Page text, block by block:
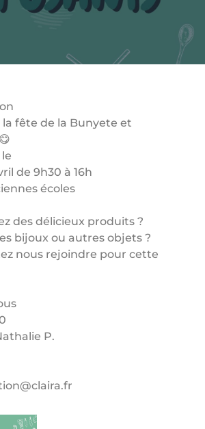
la fête de la Bunyete et
de 9h30 à 16h
écoles
des délicieux produits ?
bijoux ou autres objets ?
nous rejoindre pour cette
P.